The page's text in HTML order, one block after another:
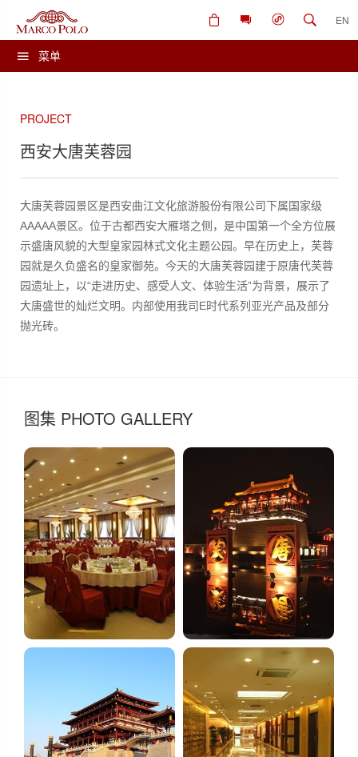
菜单
EN
PROJECT
西安大唐芙蓉园
大唐芙蓉园景区是西安曲江文化旅游股份有限公司下属国家级
AAAAA景区。位于古都西安大雁塔之侧，是中国第一个全方位展
示盛唐风貌的大型皇家园林式文化主题公园。早在历史上，芙蓉
园就是久负盛名的皇家御苑。今天的大唐芙蓉园建于原唐代芙蓉
园遗址上，以“走进历史、感受人文、体验生活”为背景，展示了
大唐盛世的灿烂文明。内部使用我司E时代系列亚光产品及部分
抛光砖。
图集 PHOTO GALLERY